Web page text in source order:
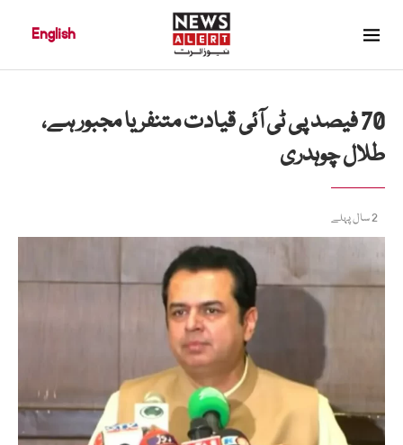
English
70 فیصد پی ٹی آئی قیادت متنفر یا مجبور ہے،
طلال چوہدری
2 سال پہلے